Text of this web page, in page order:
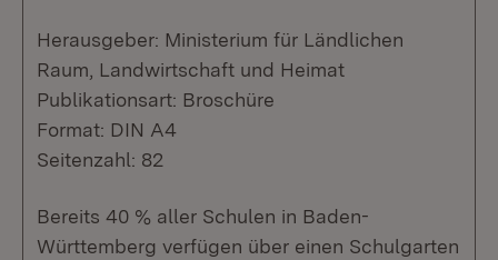
Herausgeber: Ministerium für Ländlichen
Raum, Landwirtschaft und Heimat
Publikationsart: Broschüre
Format: DIN A4
Seitenzahl: 82
Bereits 40 % aller Schulen in Baden-
Württemberg verfügen über einen Schulgarten